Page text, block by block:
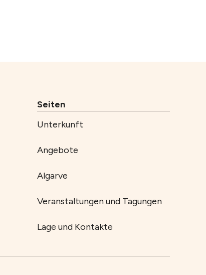
Seiten
Unterkunft
Angebote
Algarve
Veranstaltungen und Tagungen
Lage und Kontakte